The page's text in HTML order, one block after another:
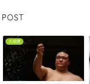
POST
大相撲